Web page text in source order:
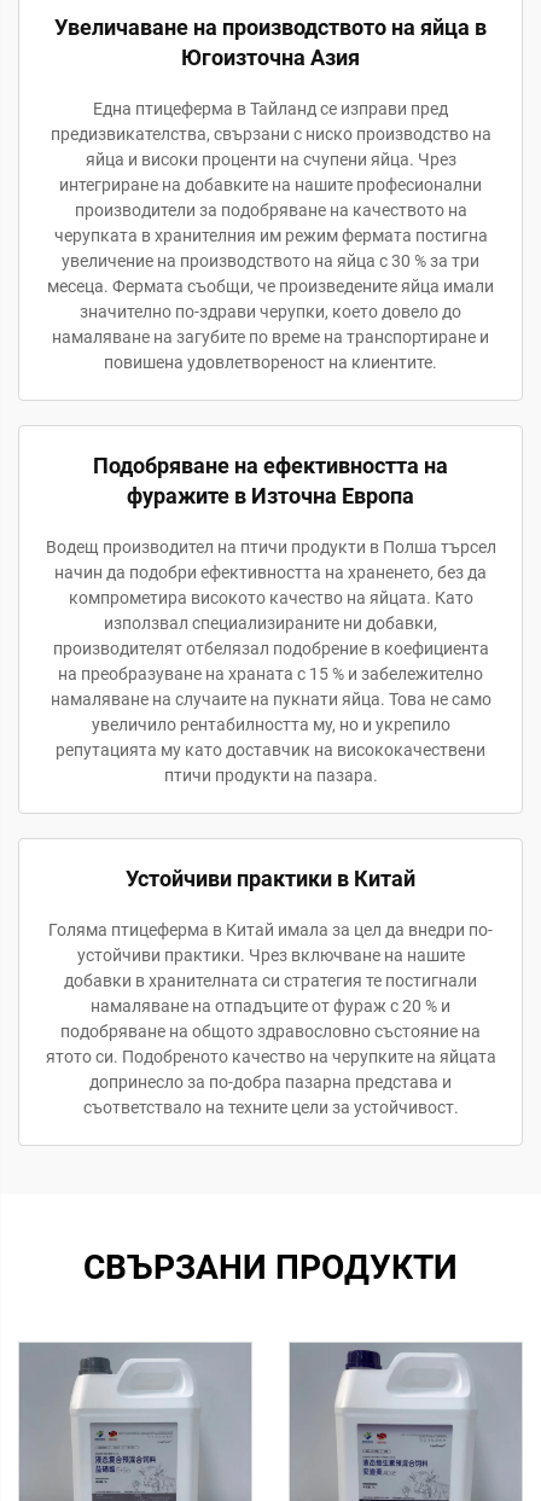
Увеличаване на производството на яйца в
Югоизточна Азия
Една птицеферма в Тайланд се изправи пред
предизвикателства, свързани с ниско производство на
яйца и високи проценти на счупени яйца. Чрез
интегриране на добавките на нашите професионални
производители за подобряване на качеството на
черупката в хранителния им режим фермата постигна
увеличение на производството на яйца с 30 % за три
месеца. Фермата съобщи, че произведените яйца имали
значително по-здрави черупки, което довело до
намаляване на загубите по време на транспортиране и
повишена удовлетвореност на клиентите.
Подобряване на ефективността на
фуражите в Източна Европа
Водещ производител на птичи продукти в Полша търсел
начин да подобри ефективността на храненето, без да
компрометира високото качество на яйцата. Като
използвал специализираните ни добавки,
производителят отбелязал подобрение в коефициента
на преобразуване на храната с 15 % и забележително
намаляване на случаите на пукнати яйца. Това не само
увеличило рентабилността му, но и укрепило
репутацията му като доставчик на висококачествени
птичи продукти на пазара.
Устойчиви практики в Китай
Голяма птицеферма в Китай имала за цел да внедри по-
устойчиви практики. Чрез включване на нашите
добавки в хранителната си стратегия те постигнали
намаляване на отпадъците от фураж с 20 % и
подобряване на общото здравословно състояние на
ятото си. Подобреното качество на черупките на яйцата
допринесло за по-добра пазарна представа и
съответствало на техните цели за устойчивост.
СВЪРЗАНИ ПРОДУКТИ